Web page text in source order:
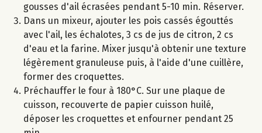
gousses d'ail écrasées pendant 5-10 min. Réserver.
Dans un mixeur, ajouter les pois cassés égouttés
avec l'ail, les échalotes, 3 cs de jus de citron, 2 cs
d'eau et la farine. Mixer jusqu'à obtenir une texture
légèrement granuleuse puis, à l'aide d'une cuillère,
former des croquettes.
Préchauffer le four à 180°C. Sur une plaque de
cuisson, recouverte de papier cuisson huilé,
déposer les croquettes et enfourner pendant 25